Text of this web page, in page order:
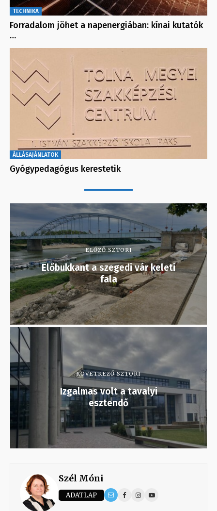
TECHNIKA
Forradalom jöhet a napenergiában: kínai kutatók
…
ÁLLÁSAJÁNLATOK
Gyógypedagógus kerestetik
ELŐZŐ SZTORI
Előbukkant a szegedi vár keleti
fala
KÖVETKEZŐ SZTORI
Izgalmas volt a tavalyi
esztendő
Szél Móni
ADATLAP